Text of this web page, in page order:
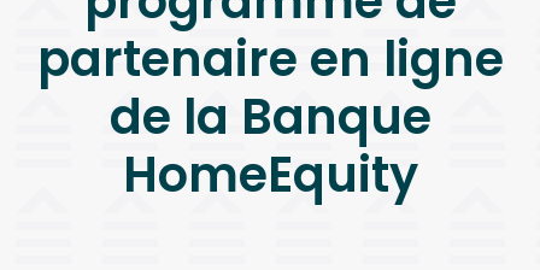
partenaire en ligne
de la Banque
HomeEquity